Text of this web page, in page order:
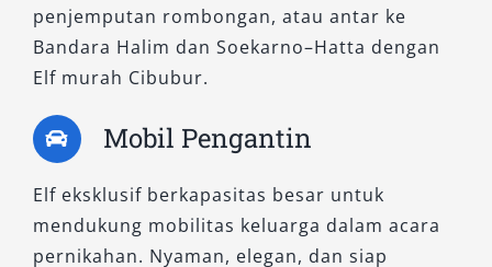
penjemputan rombongan, atau antar ke
Bandara Halim dan Soekarno–Hatta dengan
Elf murah Cibubur.
Mobil Pengantin
Elf eksklusif berkapasitas besar untuk
mendukung mobilitas keluarga dalam acara
pernikahan. Nyaman, elegan, dan siap